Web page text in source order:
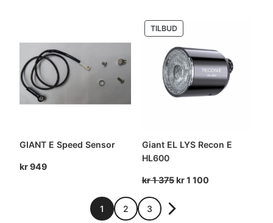
GIANT E Speed Sensor
kr949
TILBUDPRODUKT
PÅ
SALG
Giant EL LYS Recon E
HL600
kr1 375Opprinnelig
var:
kr1 100Nåværende
1 2 3